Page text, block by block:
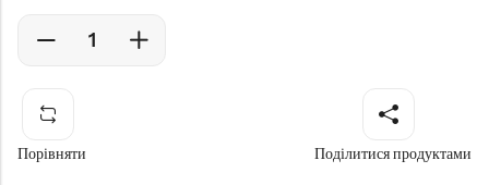
Порівняти Поділитися продуктами